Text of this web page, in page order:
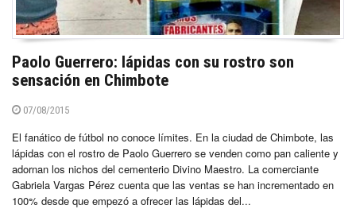
Paolo Guerrero: lápidas con su rostro son
sensación en Chimbote
07/08/2015
El fanático de fútbol no conoce límites. En la ciudad de Chimbote, las
lápidas con el rostro de Paolo Guerrero se venden como pan caliente y
adornan los nichos del cementerio Divino Maestro. La comerciante
Gabriela Vargas Pérez cuenta que las ventas se han incrementado en
100% desde que empezó a ofrecer las lápidas del...